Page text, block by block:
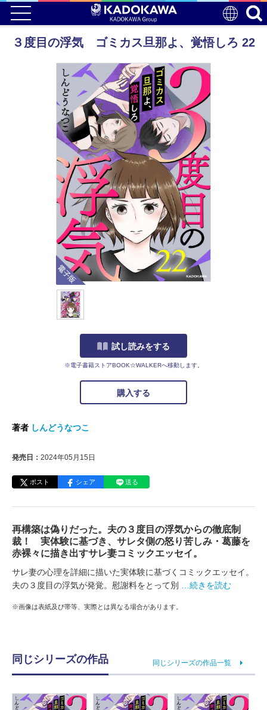
３度目の浮気 ゴミカス旦那よ、覚悟しろ 22
電子版
試し読みをする
※電子書籍ストアBOOK☆WALKERへ移動します。
購入する
著者 しんどうなつこ
発売日： 2024年05月15日
ポスト シェア 送る
再構築は偽りだった。夫の３度目の浮気からの徹底制
裁！ 実体験に基づき、サレタ側の怒り苦しみ・葛藤を
赤裸々に描き出すサレ妻コミックエッセイ。
サレ妻の心理を詳細に描いた実体験に基づくコミックエッセイ。
夫の３度目の浮気が発覚。慰謝料をとって別
…続きを読む
※画像は表紙及び帯等、実際とは異なる場合があります。
同じシリーズの作品 同じシリーズの作品一覧